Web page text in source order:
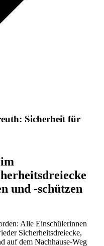
Sicherheit für
und -schützen
Alle Einschülerinnen
Sicherheitsdreiecke,
auf dem Nachhause-Weg